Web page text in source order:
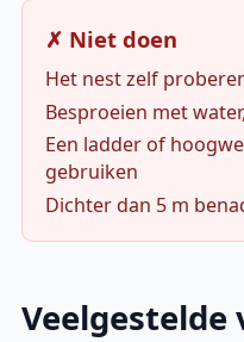
✗ Niet doen
Het nest zelf
Besproeien met
Een ladder of
gebruiken
Dichter dan 5 m
Veelgestelde